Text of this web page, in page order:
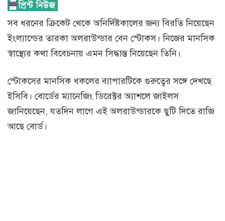
সব ধরনের ক্রিকেট থেকে অনির্দিষ্টকালের জন্য বিরতি নিয়েছেন
ইংল্যান্ডের তারকা অলরাউন্ডার বেন স্টোকস। নিজের মানসিক
স্বাস্থ্যের কথা বিবেচনায় এমন সিদ্ধান্ত নিয়েছেন তিনি।
স্টোকসের মানসিক ধকলের ব্যাপারটিকে গুরুত্বের সঙ্গে দেখছে
ইসিবি। বোর্ডের ম্যানেজিং ডিরেক্টর অ্যাশলে জাইলস
জানিয়েছেন, যতদিন লাগে এই অলরাউন্ডারকে ছুটি দিতে রাজি
আছে বোর্ড।